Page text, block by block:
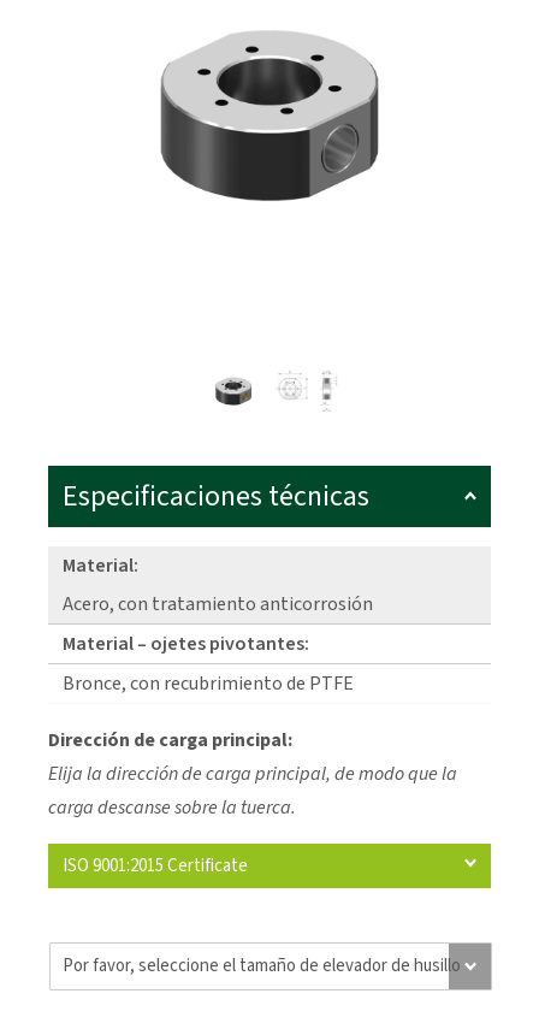
Especificaciones técnicas
Material:
Acero, con tratamiento anticorrosión
Material – ojetes pivotantes:
Bronce, con recubrimiento de PTFE
Dirección de carga principal:
Elija la dirección de carga principal, de modo que la
carga descanse sobre la tuerca.
ISO 9001:2015 Certificate